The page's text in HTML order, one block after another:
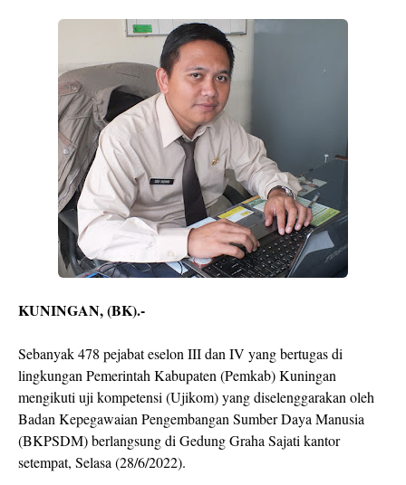
KUNINGAN, (BK).-
Sebanyak 478 pejabat eselon III dan IV yang bertugas di
lingkungan Pemerintah Kabupaten (Pemkab) Kuningan
mengikuti uji kompetensi (Ujikom) yang diselenggarakan oleh
Badan Kepegawaian Pengembangan Sumber Daya Manusia
(BKPSDM) berlangsung di Gedung Graha Sajati kantor
setempat, Selasa (28/6/2022).